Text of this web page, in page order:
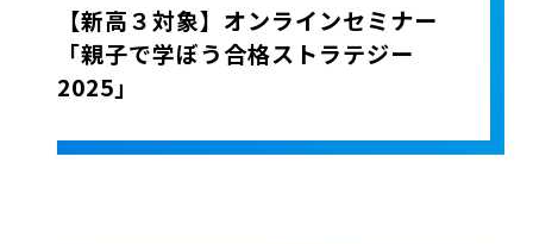
【新高３対象】オンラインセミナー
「親子で学ぼう合格ストラテジー
2025」